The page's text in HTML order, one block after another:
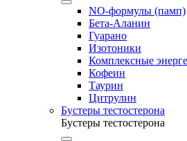
NO-формулы (памп)
Бета-Аланин
Гуарано
Изотоники
Комплексные
Кофеин
Таурин
Цитрулин
Бустеры тестостерона
Бустеры тестостерона